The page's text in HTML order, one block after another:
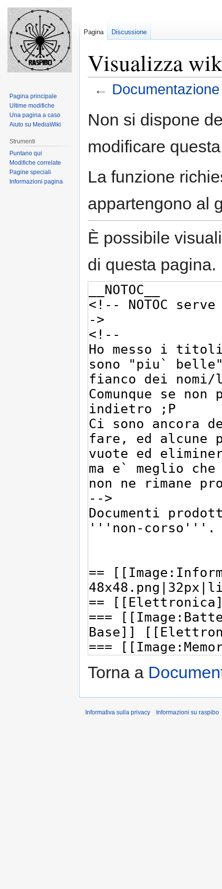
Visualizza
← Documentazione
toto
Non si dispone
modificare
La funzione
appartengono al
È possibile
di questa pagina.
Torna a
Pagina Discussione
Pagina principale
Ultime modifiche
Una pagina a caso
Aiuto su MediaWiki
Strumenti
Puntano qui
Modifiche correlate
Pagine speciali
Informazioni pagina
Informativa sulla privacy Informazioni su raspibo